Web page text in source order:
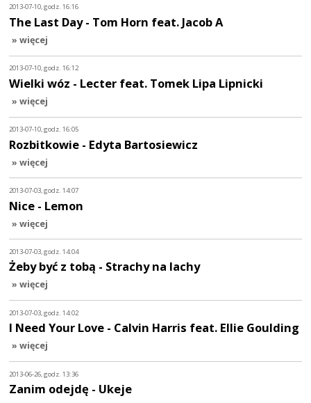
2013-07-10, godz. 16:16
The Last Day - Tom Horn feat. Jacob A
» więcej
2013-07-10, godz. 16:12
Wielki wóz - Lecter feat. Tomek Lipa Lipnicki
» więcej
2013-07-10, godz. 16:05
Rozbitkowie - Edyta Bartosiewicz
» więcej
2013-07-03, godz. 14:07
Nice - Lemon
» więcej
2013-07-03, godz. 14:04
Żeby być z tobą - Strachy na lachy
» więcej
2013-07-03, godz. 14:02
I Need Your Love - Calvin Harris feat. Ellie Goulding
» więcej
2013-06-26, godz. 13:36
Zanim odejdę - Ukeje